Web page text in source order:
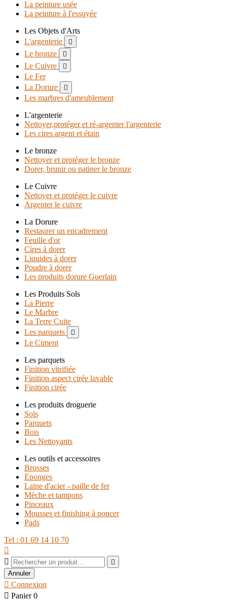
La peinture usée
La peinture à l'essuyée
Les Objets d'Arts
L'argenterie

Le bronze 
Le Cuivre 
Le Fer
La Dorure

Les marbres d'ameublement
L'argenterie
Nettoyer,protéger et ré-argenter l'argenterie
Les cires argent et étain
Le bronze
Nettoyer et protéger le bronze
Dorer, brunir ou patiner le bronze
Le Cuivre
Nettoyer et protéger le cuivre
Argenter le cuivre
La Dorure
Restaurer un encadrement
Feuille d'or
Cires à dorer
Liquides à dorer
Poudre à dorer
Les produits dorure Guerlain
Les Produits Sols
La Pierre
Le Marbre
La Terre Cuite
Les parquets

Le Ciment
Les parquets
Finition vitrifiée
Finition aspect cirée lavable
Finition cirée
Les produits droguerie
Sols
Parquets
Bois
Les Nettoyants
Les outils et accessoires
Brosses
Eponges
Laine d'acier - paille de fer
Mèche et tampons
Pinceaux
Mousses et finishing à poncer
Pads
Tel : 01 69 14 10 70



Annuler
 Connexion
 Panier 0